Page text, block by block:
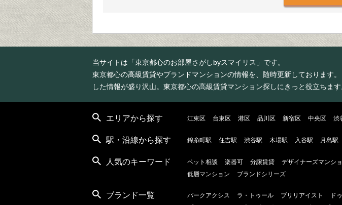
当サイトは「東京都心のお部屋さがしbyスマイリス」です。
東京都心の高級賃貸やブランドマンションの情報を、随時更新しております
した情報が盛り沢山。東京都心の高級賃貸マンション探しにきっと役立ちます
エリアから探す 江東区 台東区 港区 品川区 新宿区 中央区 渋
駅・沿線から探す 錦糸町駅 住吉駅 渋谷駅 木場駅 入谷駅 月島駅
人気のキーワード ペット相談 楽器可 分譲賃貸 デザイナーズマンシ
低層マンション
ブランドシリーズ
ブランド一覧 パークアクシス ラ・トゥール ブリリアイスト ド